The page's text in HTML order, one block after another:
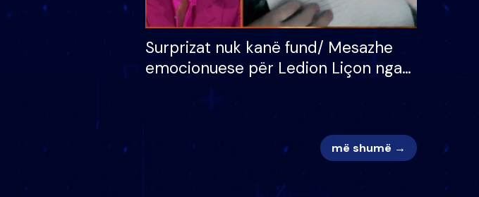
Surprizat nuk kanë fund/ Mesazhe
emocionuese për Ledion Liçon nga
më shumë →